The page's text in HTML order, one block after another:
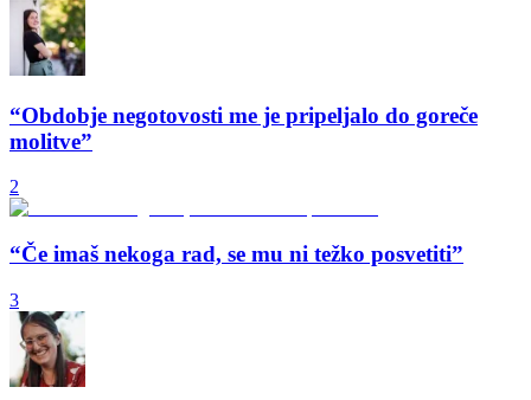
“Obdobje negotovosti me je pripeljalo do goreče
molitve”
2
“Če imaš nekoga rad, se mu ni težko posvetiti”
3